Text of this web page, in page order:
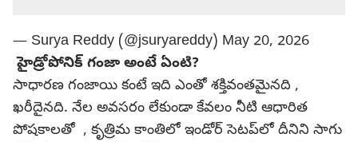
— Surya Reddy (@jsuryareddy) May 20, 2026
హైడ్రోపోనిక్ గంజా అంటే ఏంటి?
సాధారణ గంజాయి కంటే ఇది ఎంతో శక్తివంతమైనది ,
ఖరీదైనది. నేల అవసరం లేకుండా కేవలం నీటి ఆధారిత
పోషకాలతో , కృత్రిమ కాంతిలో ఇండోర్ సెటప్‌లో దీనిని సాగు